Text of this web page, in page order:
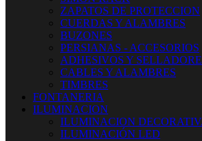
ZAPATOS DE PROTECCION
CUERDAS Y ALAMBRES
BUZONES
PERSIANAS - ACCESORIOS
ADHESIVOS Y
CABLES Y ALAMBRES
TIMBRES
FONTANERIA
ILUMINACION
ILUMINACION
ILUMINACIÓN LED